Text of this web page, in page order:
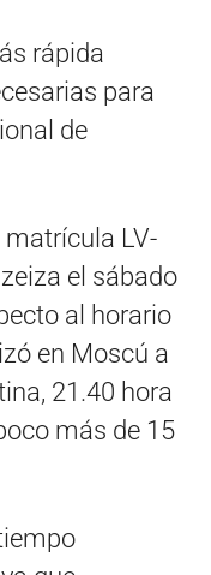
rápida
para
de
matrícula LV-
el sábado
al horario
en Moscú a
21.40 hora
más de 15